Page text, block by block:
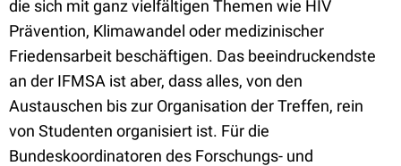
die sich mit ganz vielfältigen Themen wie HIV
Prävention, Klimawandel oder medizinischer
Friedensarbeit beschäftigen. Das beeindruckendste
an der IFMSA ist aber, dass alles, von den
Austauschen bis zur Organisation der Treffen, rein
von Studenten organisiert ist. Für die
Bundeskoordinatoren des Forschungs- und